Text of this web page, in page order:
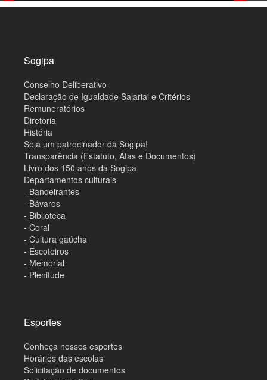
M
Sogipa
Conselho Deliberativo
Declaração de Igualdade Salarial e Critérios
Remuneratórios
Diretoria
História
Seja um patrocinador da Sogipa!
Transparência (Estatuto, Atas e Documentos)
Livro dos 150 anos da Sogipa
Departamentos culturais
- Bandeirantes
- Bávaros
- Biblioteca
- Coral
- Cultura gaúcha
- Escoteiros
- Memorial
- Plenitude
Esportes
Conheça nossos esportes
Horários das escolas
Solicitação de documentos